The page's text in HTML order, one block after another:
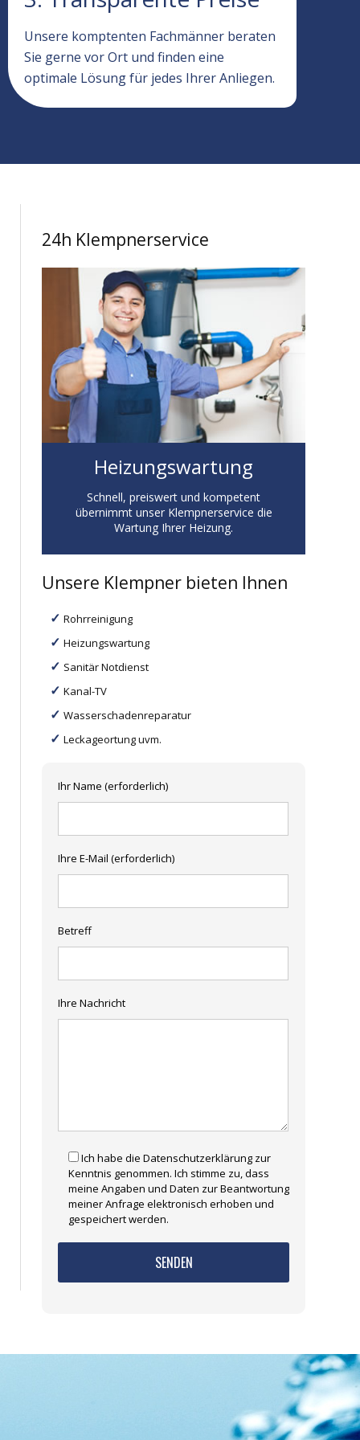
Unsere komptenten Fachmänner beraten
Sie gerne vor Ort und finden eine
optimale Lösung für jedes Ihrer Anliegen.
24h Klempnerservice
Heizungswartung
Schnell, preiswert und kompetent
übernimmt unser Klempnerservice die
Wartung Ihrer Heizung.
Unsere Klempner bieten Ihnen
Rohrreinigung
Heizungswartung
Sanitär Notdienst
Kanal-TV
Wasserschadenreparatur
Leckageortung uvm.
Ihr Name (erforderlich)
Ihre E-Mail (erforderlich)
Betreff
Ihre Nachricht
Ich habe die Datenschutzerklärung zur
Kenntnis genommen. Ich stimme zu, dass
meine Angaben und Daten zur Beantwortung
meiner Anfrage elektronisch erhoben und
gespeichert werden.